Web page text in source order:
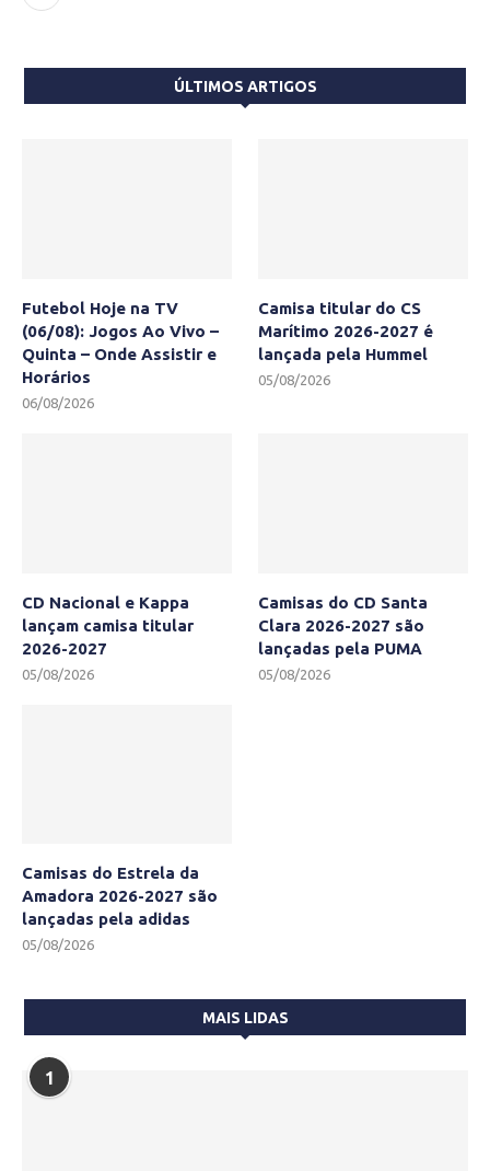
ÚLTIMOS ARTIGOS
Futebol Hoje na TV
(06/08): Jogos Ao Vivo –
Quinta – Onde Assistir e
Horários
06/08/2026
Camisa titular do CS
Marítimo 2026-2027 é
lançada pela Hummel
05/08/2026
CD Nacional e Kappa
lançam camisa titular
2026-2027
05/08/2026
Camisas do CD Santa
Clara 2026-2027 são
lançadas pela PUMA
05/08/2026
Camisas do Estrela da
Amadora 2026-2027 são
lançadas pela adidas
05/08/2026
MAIS LIDAS
1